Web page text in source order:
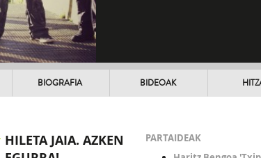
BIOGRAFIA BIDEOAK
HILETA JAIA. AZKEN
PARTAIDEAK